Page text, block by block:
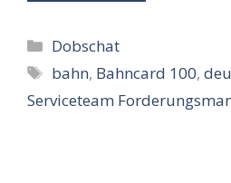
Kategorien
Dobschat
Schlagwörter
bahn, Bahncard 100,
Serviceteam